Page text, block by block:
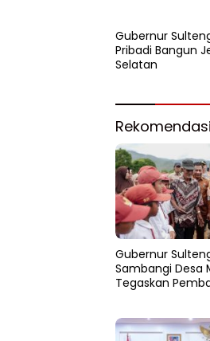
Gubernur
Pribadi Bangun
Selatan
Gubernur
Sambangi Desa
Tegaskan